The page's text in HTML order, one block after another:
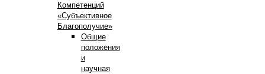
Компетенций
«Субъективное
Благополучие»
Общие
положения
и
научная